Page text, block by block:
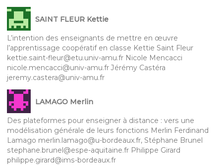
SAINT FLEUR Kettie
L’intention des enseignants de mettre en œuvre
l’apprentissage coopératif en classe Kettie Saint Fleur
kettie.saint-fleur@etu.univ-amu.fr Nicole Mencacci
nicole.mencacci@univ-amu.fr Jérémy Castéra
jeremy.castera@univ-amu.fr
LAMAGO Merlin
Des plateformes pour enseigner à distance : vers une
modélisation générale de leurs fonctions Merlin Ferdinand
Lamago merlin.lamago@u-bordeaux.fr, Stéphane Brunel
stephane.brunel@espe-aquitaine.fr Philippe Girard
philippe.girard@ims-bordeaux.fr